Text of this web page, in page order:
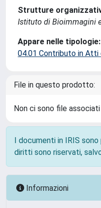
Strutture
Istituto di Bioimmagini
Appare nelle tipologie:
04.01 Contributo in Atti
File in questo prodotto:
Non ci sono file
I documenti in IRIS
diritti sono riservati,
Informazioni